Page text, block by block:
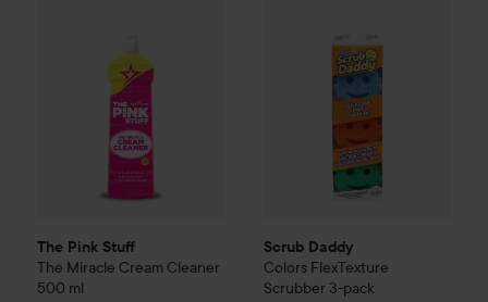
The Pink Stuff
The Miracle Cream Cleaner
500 ml
Scrub Daddy
Colors FlexTexture
Scrubber 3-pack